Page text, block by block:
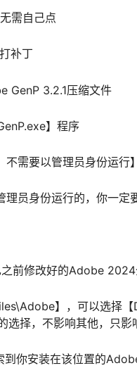
需自己点
补丁
GenP 3.2.1压缩文件
】程序
需要以管理员身份运行】
员身份运行的，你一定
前修改好的Adobe
】，可以选择
选择，不影响其他，只
到你安装在该位置的